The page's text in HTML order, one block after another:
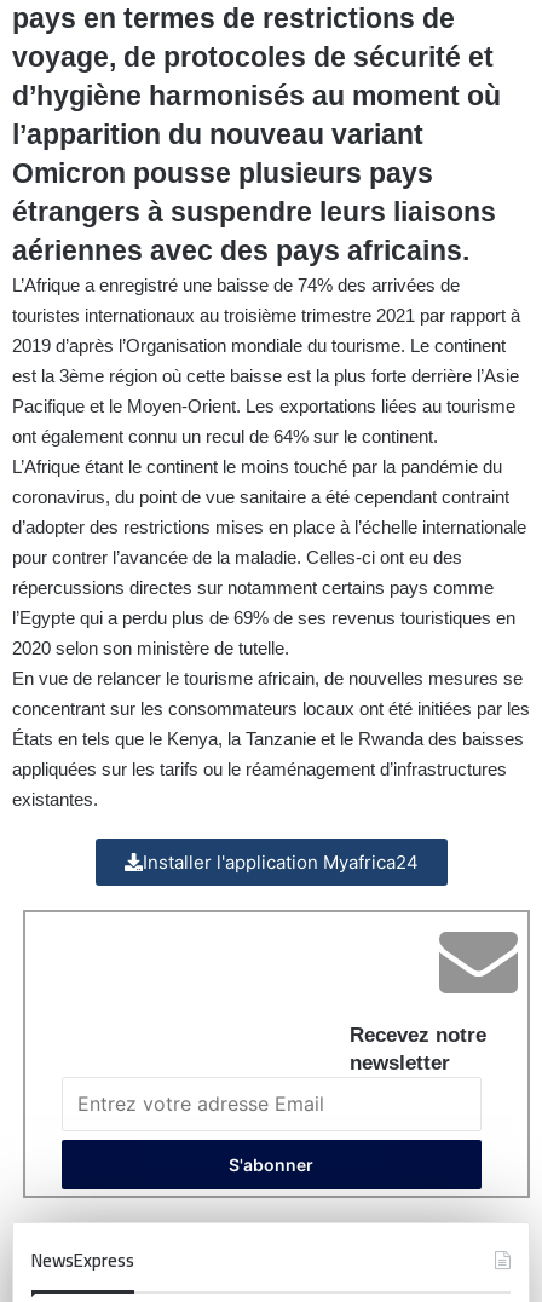
pays en termes de restrictions de
voyage, de protocoles de sécurité et
d’hygiène harmonisés au moment où
l’apparition du nouveau variant
Omicron pousse plusieurs pays
étrangers à suspendre leurs liaisons
aériennes avec des pays africains.
L’Afrique a enregistré une baisse de 74% des arrivées de
touristes internationaux au troisième trimestre 2021 par rapport à
2019 d’après l’Organisation mondiale du tourisme. Le continent
est la 3ème région où cette baisse est la plus forte derrière l’Asie
Pacifique et le Moyen-Orient. Les exportations liées au tourisme
ont également connu un recul de 64% sur le continent.
L’Afrique étant le continent le moins touché par la pandémie du
coronavirus, du point de vue sanitaire a été cependant contraint
d’adopter des restrictions mises en place à l’échelle internationale
pour contrer l’avancée de la maladie. Celles-ci ont eu des
répercussions directes sur notamment certains pays comme
l’Egypte qui a perdu plus de 69% de ses revenus touristiques en
2020 selon son ministère de tutelle.
En vue de relancer le tourisme africain, de nouvelles mesures se
concentrant sur les consommateurs locaux ont été initiées par les
États en tels que le Kenya, la Tanzanie et le Rwanda des baisses
appliquées sur les tarifs ou le réaménagement d’infrastructures
existantes.
Installer l'application Myafrica24
Recevez notre
newsletter
NewsExpress